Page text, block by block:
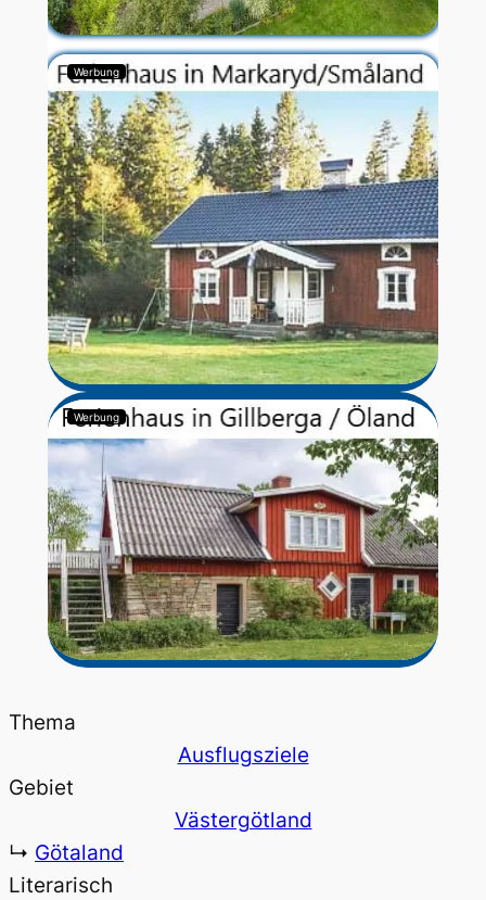
Werbung
Werbung
Thema
Ausflugsziele
Gebiet
Västergötland
↳ Götaland
Literarisch